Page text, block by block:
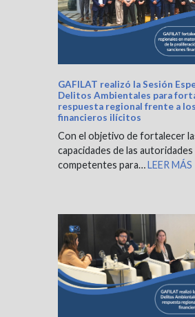
GAFILAT realizó la Sesión
Delitos Ambientales para
respuesta regional frente a
financieros ilícitos
Con el objetivo de fortalecer
capacidades de las autoridades
competentes para…LEER MÁS